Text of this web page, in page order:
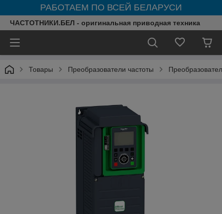
РАБОТАЕМ ПО ВСЕЙ БЕЛАРУСИ
ЧАСТОТНИКИ.БЕЛ - оригинальная приводная техника
Товары Преобразователи частоты